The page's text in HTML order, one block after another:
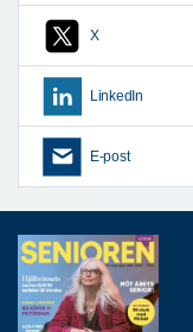
X
LinkedIn
E-post